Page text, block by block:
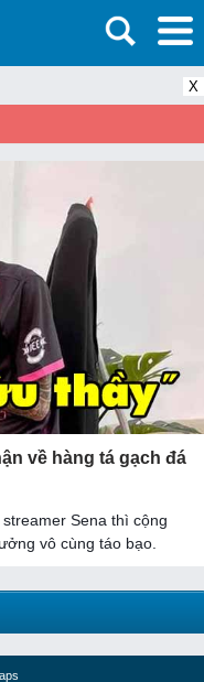
X
về hàng tá gạch đá
Sena thì cộng
vô cùng táo bạo.